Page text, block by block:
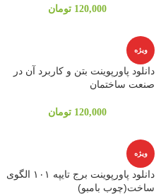
120,000 تومان
ویژه
دانلود پاورپوینت بتن و کاربرد آن در
صنعت ساختمان
120,000 تومان
ویژه
دانلود پاورپوینت برج تایپه ۱۰۱ الگوی
ساخت(چوب بامبو)